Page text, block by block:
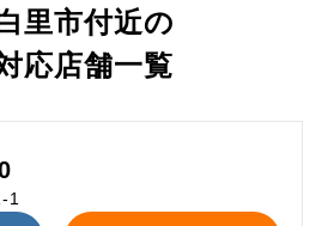
里市付近の
応店舗一覧
1